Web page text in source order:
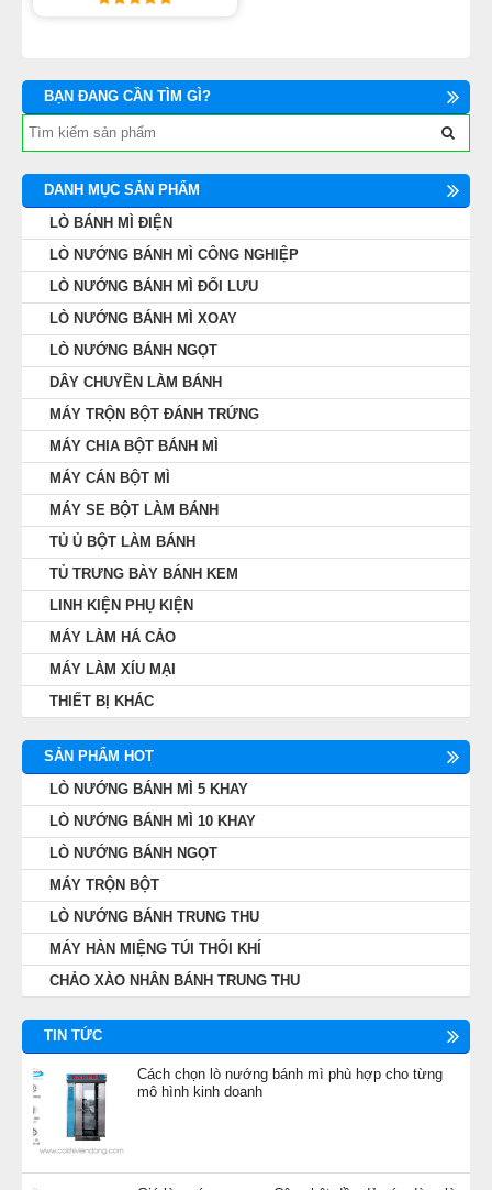
BẠN ĐANG CẦN TÌM GÌ?
DANH MỤC SẢN PHẨM
LÒ BÁNH MÌ ĐIỆN
LÒ NƯỚNG BÁNH MÌ CÔNG NGHIỆP
LÒ NƯỚNG BÁNH MÌ ĐỐI LƯU
LÒ NƯỚNG BÁNH MÌ XOAY
LÒ NƯỚNG BÁNH NGỌT
DÂY CHUYỀN LÀM BÁNH
MÁY TRỘN BỘT ĐÁNH TRỨNG
MÁY CHIA BỘT BÁNH MÌ
MÁY CÁN BỘT MÌ
MÁY SE BỘT LÀM BÁNH
TỦ Ủ BỘT LÀM BÁNH
TỦ TRƯNG BÀY BÁNH KEM
LINH KIỆN PHỤ KIỆN
MÁY LÀM HÁ CẢO
MÁY LÀM XÍU MẠI
THIẾT BỊ KHÁC
SẢN PHẨM HOT
LÒ NƯỚNG BÁNH MÌ 5 KHAY
LÒ NƯỚNG BÁNH MÌ 10 KHAY
LÒ NƯỚNG BÁNH NGỌT
MÁY TRỘN BỘT
LÒ NƯỚNG BÁNH TRUNG THU
MÁY HÀN MIỆNG TÚI THỔI KHÍ
CHẢO XÀO NHÂN BÁNH TRUNG THU
TIN TỨC
Cách chọn lò nướng bánh mì phù hợp cho từng
mô hình kinh doanh